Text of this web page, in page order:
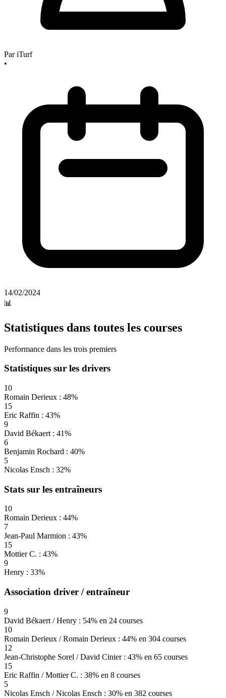
PariTurf
•
14/02/2024
📊
Statistiques dans toutes les courses
Performance dans les trois premiers
Statistiques sur les drivers
10
Romain Derieux : 48%
15
Eric Raffin : 43%
9
David Békaert : 41%
6
Benjamin Rochard : 40%
5
Nicolas Ensch : 32%
Stats sur les entraîneurs
10
Romain Derieux : 44%
7
Jean-Paul Marmion : 43%
15
Mottier C. : 43%
9
Henry : 33%
Association driver / entraîneur
9
David Békaert / Henry : 54% en 24 courses
10
Romain Derieux / Romain Derieux : 44% en 304 courses
12
Jean-Christophe Sorel / David Cinier : 43% en 65 courses
15
Eric Raffin / Mottier C. : 38% en 8 courses
5
Nicolas Ensch / Nicolas Ensch : 30% en 382 courses